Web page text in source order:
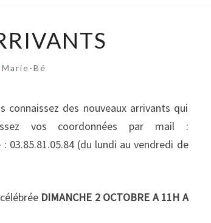
Marie-Bé
des nouveaux arrivants qui
vos coordonnées par mail :
03.85.81.05.84 (du lundi au vendredi de
DIMANCHE 2 OCTOBRE A 11H A